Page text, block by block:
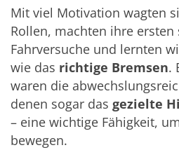
Mit viel Motivation wagten
Rollen, machten ihre ersten
Fahrversuche und lernten
wie das richtige Bremsen.
waren die
denen sogar das gezielte
– eine wichtige Fähigkeit,
bewegen.